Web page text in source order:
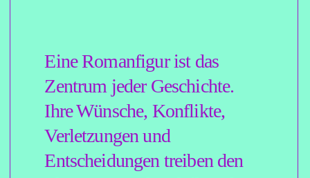
Im Mittelpunkt dieses
achtwöchigen Seminars steht
deshalb die Frage: Wie
gestaltet man eine schlüssige
Hauptfigur, die fähig ist, den
Roman zu tragen und dessen
Plot voranzutreiben?